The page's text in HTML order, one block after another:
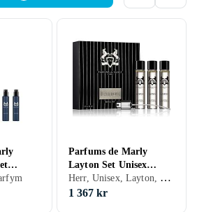
Parfums de Marly
Layton Set Unisex
3x10ml
Herr, Unisex, Layton, Parfym
1 367 kr